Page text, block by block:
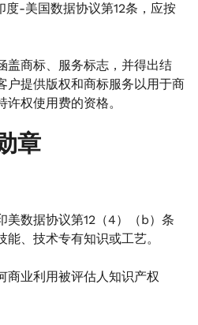
度-美国数据协议第12条，应按
盖商标、服务标志，并得出结
户提供版权和商标服务以用于商
权使用费的资格。
章
美数据协议第12（4）（b）条
能、技术专有知识或工艺。
商业利用被评估人知识产权